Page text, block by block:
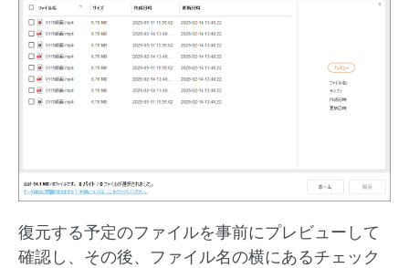
復元する予定のファイルを事前にプレビューして
確認し、その後、ファイル名の横にあるチェック